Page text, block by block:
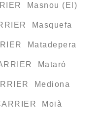
Masnou (El)
Masquefa
Matadepera
Mataró
Mediona
Moià